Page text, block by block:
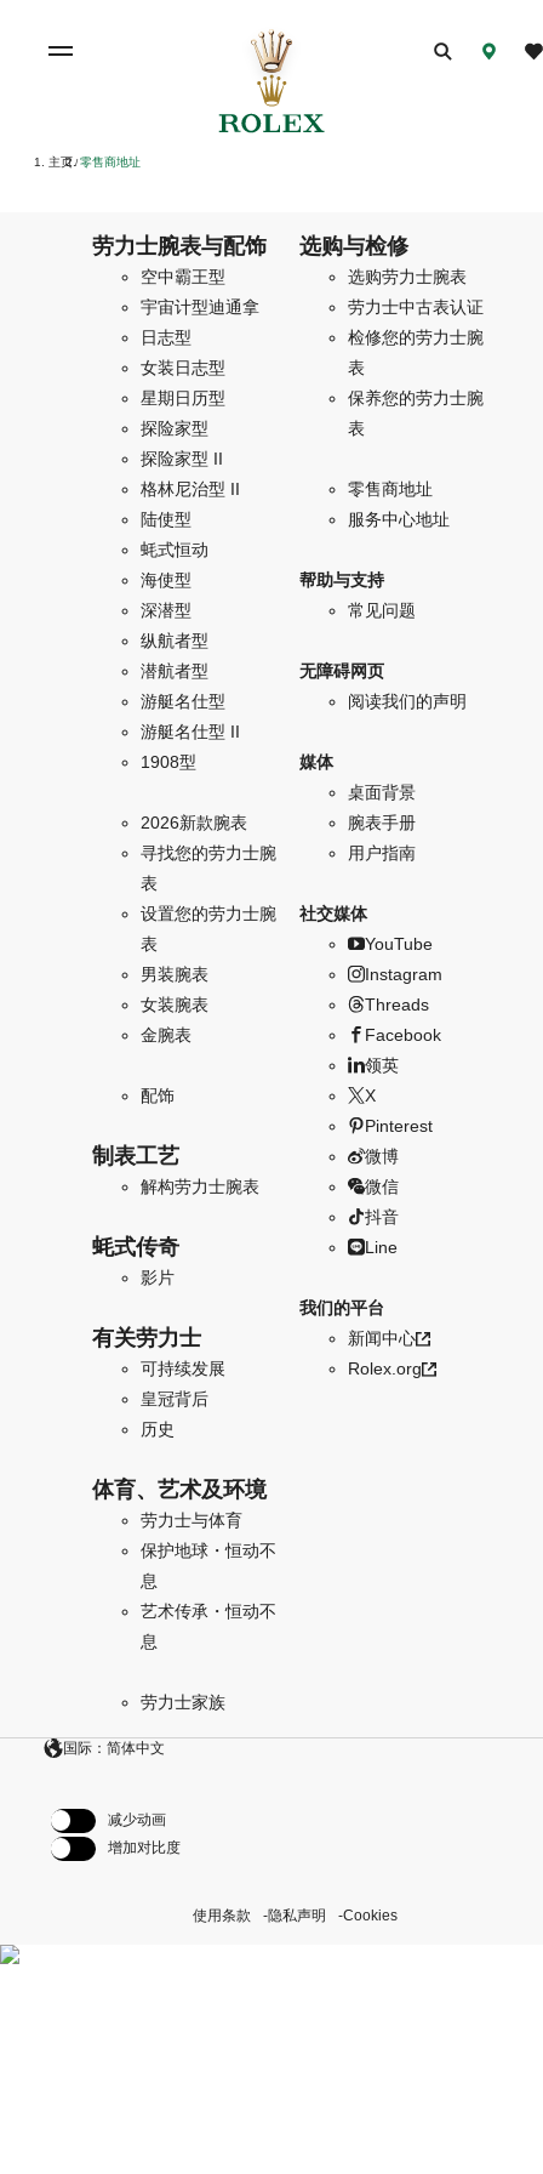
主页/ 零售商地址
劳力士腕表与配饰
空中霸王型
宇宙计型迪通拿
日志型
女装日志型
星期日历型
探险家型
探险家型 II
格林尼治型 II
陆使型
蚝式恒动
海使型
深潜型
纵航者型
潜航者型
游艇名仕型
游艇名仕型 II
1908型
2026新款腕表
寻找您的劳力士腕
表
设置您的劳力士腕
表
男装腕表
女装腕表
金腕表
配饰
制表工艺
解构劳力士腕表
蚝式传奇
影片
有关劳力士
可持续发展
皇冠背后
历史
体育、艺术及环境
劳力士与体育
保护地球・恒动不
息
艺术传承・恒动不
息
劳力士家族
选购与检修
选购劳力士腕表
劳力士中古表认证
检修您的劳力士腕
表
保养您的劳力士腕
表
零售商地址
服务中心地址
帮助与支持
常见问题
无障碍网页
阅读我们的声明
媒体
桌面背景
腕表手册
用户指南
社交媒体
YouTube
Instagram
Threads
Facebook
领英
X
Pinterest
微博
微信
抖音
Line
我们的平台
新闻中心
Rolex.org
国际：简体中文
减少动画
增加对比度
使用条款 隐私声明 Cookies